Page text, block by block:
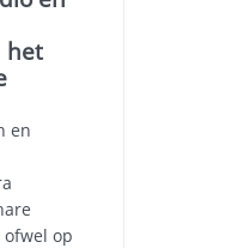
het
en
ofwel op